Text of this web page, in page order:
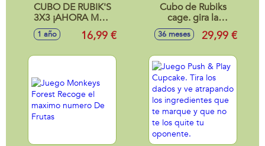
CUBO DE RUBIK'S
3X3 ¡AHORA MAS
RAPIDO Y SUAVE!
EXP. 18 PIEZAS
1 año 16,99 €
Cubo de Rubiks
cage. gira la
estrategia de rubiks
3 en raya.
36 meses 29,99 €